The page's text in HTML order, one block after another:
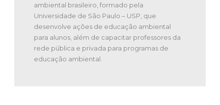
ambiental brasileiro, formado pela
Universidade de São Paulo – USP, que
desenvolve ações de educação ambiental
para alunos, além de capacitar professores da
rede pública e privada para programas de
educação ambiental.